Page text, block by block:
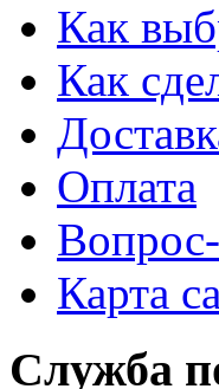
Как
Как
Оплата
Карта
Служба